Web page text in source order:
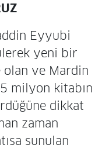
Eyyubi
yeni bir
olan ve Mardin
milyon kitabın
dikkat
zaman
sunulan